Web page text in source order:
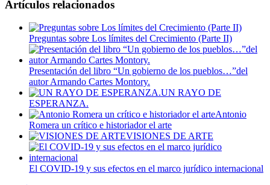
Artículos relacionados
Preguntas sobre Los límites del Crecimiento (Parte II)
Presentación del libro “Un gobierno de los pueblos…”del
autor Armando Cartes Montory.
UN RAYO DE
ESPERANZA.
Antonio
Romera un crítico e historiador el arte
VISIONES DE ARTE
El COVID-19 y sus efectos en el marco jurídico internacional